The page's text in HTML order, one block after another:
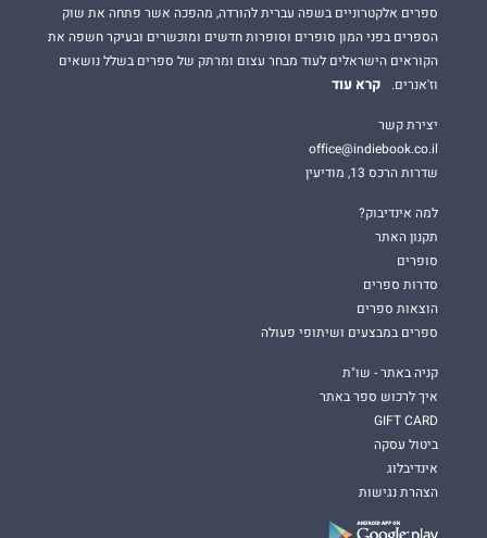
ספרים אלקטרוניים בשפה עברית להורדה, מהפכה אשר פתחה את שוק
הספרים בפני המון סופרים וסופרות חדשים ומוכשרים ובעיקר חשפה את
הקוראים הישראלים לעוד מבחר עצום ומרתק של ספרים בשלל נושאים
וז'אנרים.
קרא עוד
יצירת קשר
office@indiebook.co.il
שדרות הרכס 13, מודיעין
למה אינדיבוק?
תקנון האתר
סופרים
סדרות ספרים
הוצאות ספרים
ספרים במבצעים ושיתופי פעולה
קניה באתר - שו"ת
איך לרכוש ספר באתר
GIFT CARD
ביטול עסקה
אינדיבלוג
הצהרת נגישות